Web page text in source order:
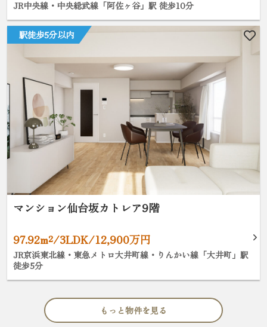
JR中央線・中央総武線「阿佐ヶ谷」駅 徒歩10分
駅徒歩5分以内
マンション仙台坂カトレア9階
97.92m²/3LDK/12,900万円
JR京浜東北線・東急メトロ大井町線・りんかい線「大井町」駅
徒歩5分
もっと物件を見る